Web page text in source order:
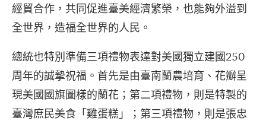
經貿合作，共同促進臺美經濟繁榮，也能夠外溢到
全世界，造福全世界的人民。
總統也特別準備三項禮物表達對美國獨立建國250
周年的誠摯祝福。首先是由臺南蘭農培育、花瓣呈
現美國國旗圖樣的蘭花；第二項禮物，則是特製的
臺灣庶民美食「雞蛋糕」；第三項禮物，則是張忠